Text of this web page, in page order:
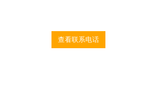
查看联系电话